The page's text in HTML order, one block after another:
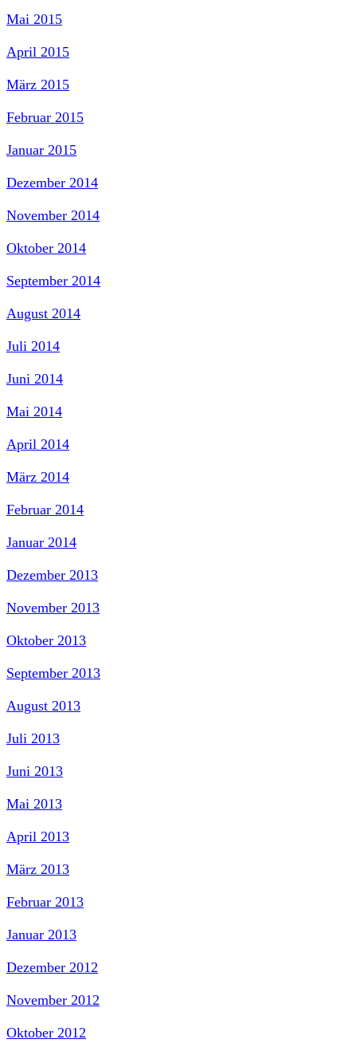
Mai 2015
April 2015
März 2015
Februar 2015
Januar 2015
Dezember 2014
November 2014
Oktober 2014
September 2014
August 2014
Juli 2014
Juni 2014
Mai 2014
April 2014
März 2014
Februar 2014
Januar 2014
Dezember 2013
November 2013
Oktober 2013
September 2013
August 2013
Juli 2013
Juni 2013
Mai 2013
April 2013
März 2013
Februar 2013
Januar 2013
Dezember 2012
November 2012
Oktober 2012